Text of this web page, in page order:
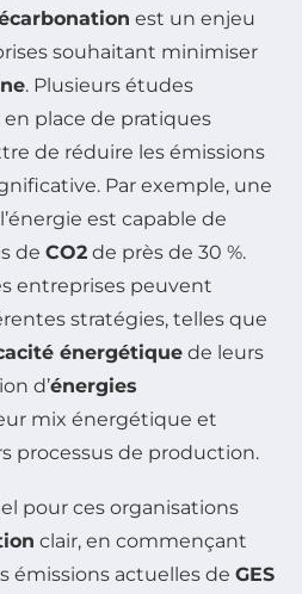
est un enjeu
souhaitant minimiser
. Plusieurs études
place de pratiques
de réduire les émissions
Par exemple, une
est capable de
de CO2 de près de 30 %.
entreprises peuvent
stratégies, telles que
énergétique de leurs
d’énergies
mix énergétique et
processus de production.
pour ces organisations
clair, en commençant
émissions actuelles de GES